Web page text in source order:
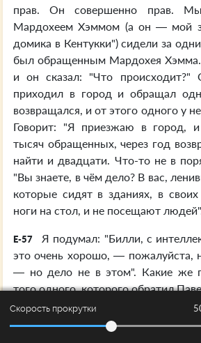
прав. Он совершенно прав. Мы
Мардохеем Хэммом (а он — мой
домика в Кентукки") сидели за
был обращенным Мардохея
и он сказал: "Что происходит?"
приходил в город и обращал
возвращался, и от этого одного у
Говорит: "Я приезжаю в город,
тысяч обращенных, через год
найти и двадцати. Что-то не в
"Вы знаете, в чём дело? В вас,
которые сидят в зданиях, в своих
ноги на стол, и не посещают
E-57
Я подумал: "Билли, с
это очень хорошо, — пожалуйста,
— но дело не в этом". Какие же
того одного, которого обратил
E-58
Дело было не в том, а
называемые сегодняшние
Скорость прокрутки